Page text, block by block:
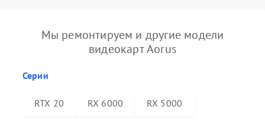
Мы ремонтируем и другие модели
видеокарт Aorus
Серии
RTX 20 RX 6000 RX 5000